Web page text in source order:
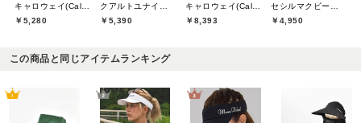
キャロウェイ(Callaway)
￥5,280
クアルトユナイテッド(CUARTO UNITED)
￥5,390
キャロウェイ(Callaway)
￥8,393
セシルマクビーグリーン(CECIL McBEE green)
￥4,950
この商品と同じアイテムランキング